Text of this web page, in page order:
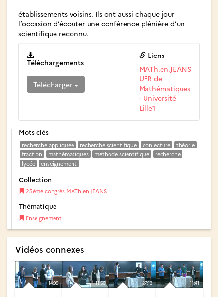
établissements voisins. Ils ont aussi chaque jour
l’occasion d’écouter une conférence plénière d’un
scientifique reconnu.
Téléchargements
Télécharger
Liens
MATh.en.JEANS
UFR de
Mathématiques
- Université
Lille1
Mots clés
recherche appliquée recherche scientifique conjecture
théorie
fraction
mathématiques méthode scientifique
recherche
lycée
enseignement
Collection
25ème congrès MATh.en.JEANS
Thématique
Enseignement
Vidéos connexes
14:09 11:56 27:13 11:41